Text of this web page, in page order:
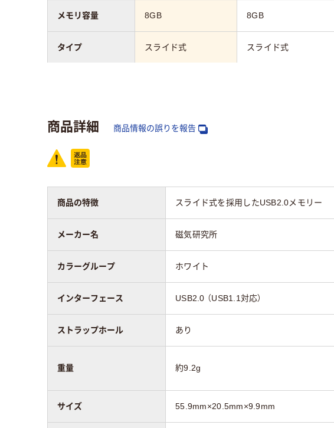
8GB 8GB
スライド式 スライド式
メモリ容量
タイプ
商品詳細 商品情報の誤りを報告
商品の特徴 スライド式を採用したUSB2.0メモリー
メーカー名 磁気研究所
カラーグループ ホワイト
インターフェース USB2.0 （USB1.1対応）
ストラップホール あり
重量 約9.2g
サイズ 55.9mm×20.5mm×9.9mm